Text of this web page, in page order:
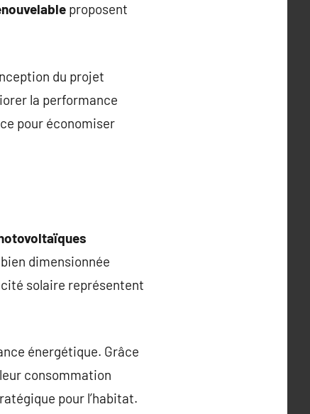
proposent
du projet
la performance
pour économiser
bien dimensionnée
solaire représentent
énergétique. Grâce
consommation
pour l’habitat.